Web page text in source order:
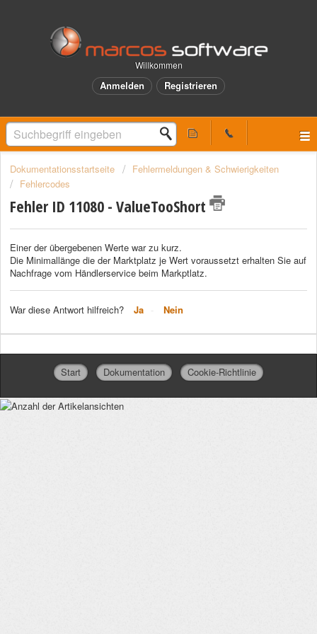
Willkommen
Anmelden Registrieren
Dokumentationsstartseite
Fehlermeldungen & Schwierigkeiten
Fehlercodes
Fehler ID 11080 - ValueTooShort
Einer der übergebenen Werte war zu kurz.
Die Minimallänge die der Marktplatz je Wert voraussetzt erhalten Sie auf
Nachfrage vom Händlerservice beim Markptlatz.
War diese Antwort hilfreich? Ja Nein
Start Dokumentation Cookie-Richtlinie